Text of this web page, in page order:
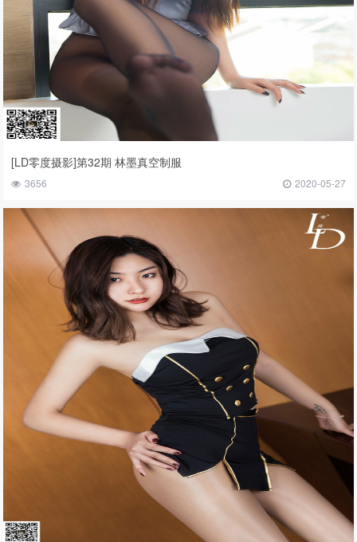
[LD零度摄影]第32期 林墨真空制服
3656 2020-05-27